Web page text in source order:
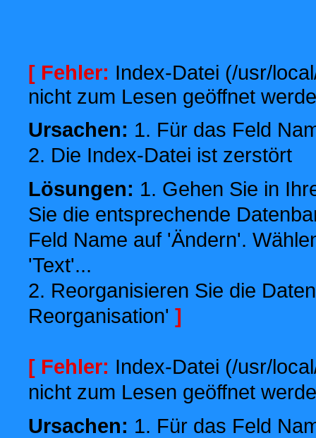
[ Fehler: Index-Datei (/usr/
nicht zum Lesen geöffnet
Ursachen: 1. Für das Feld
2. Die Index-Datei ist zerstört
Lösungen: 1. Gehen Sie in
Sie die entsprechende
Feld Name auf 'Ändern'.
'Text'...
2. Reorganisieren Sie die
Reorganisation' ]
[ Fehler: Index-Datei (/usr/
nicht zum Lesen geöffnet
Ursachen: 1. Für das Feld